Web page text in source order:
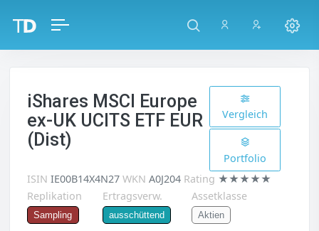
iShares MSCI Europe
ex-UK UCITS ETF EUR
(Dist)
Vergleich
Portfolio
ISIN IE00B14X4N27 WKN A0J204 Rating ★★★★★
Replikation
Sampling
Ertragsverw.
ausschüttend
Assetklasse
Aktien